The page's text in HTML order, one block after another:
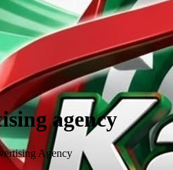
agency
Agency